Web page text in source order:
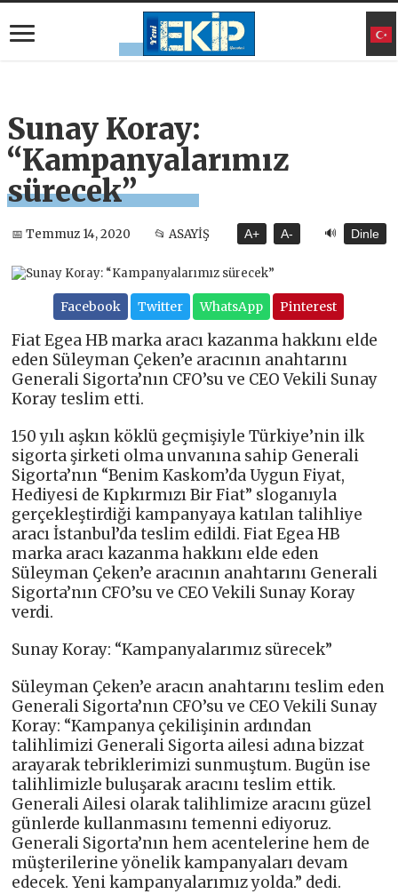
Sunay Koray:
“Kampanyalarımız
sürecek”
📅 Temmuz 14, 2020 📂 ASAYİŞ A+ A- 🔊 Dinle
Facebook Twitter WhatsApp Pinterest
Fiat Egea HB marka aracı kazanma hakkını elde
eden Süleyman Çeken’e aracının anahtarını
Generali Sigorta’nın CFO’su ve CEO Vekili Sunay
Koray teslim etti.
150 yılı aşkın köklü geçmişiyle Türkiye’nin ilk
sigorta şirketi olma unvanına sahip Generali
Sigorta’nın “Benim Kaskom’da Uygun Fiyat,
Hediyesi de Kıpkırmızı Bir Fiat” sloganıyla
gerçekleştirdiği kampanyaya katılan talihliye
aracı İstanbul’da teslim edildi. Fiat Egea HB
marka aracı kazanma hakkını elde eden
Süleyman Çeken’e aracının anahtarını Generali
Sigorta’nın CFO’su ve CEO Vekili Sunay Koray
verdi.
Sunay Koray: “Kampanyalarımız sürecek”
Süleyman Çeken’e aracın anahtarını teslim eden
Generali Sigorta’nın CFO’su ve CEO Vekili Sunay
Koray: “Kampanya çekilişinin ardından
talihlimizi Generali Sigorta ailesi adına bizzat
arayarak tebriklerimizi sunmuştum. Bugün ise
talihlimizle buluşarak aracını teslim ettik.
Generali Ailesi olarak talihlimize aracını güzel
günlerde kullanmasını temenni ediyoruz.
Generali Sigorta’nın hem acentelerine hem de
müşterilerine yönelik kampanyaları devam
edecek. Yeni kampanyalarımız yolda.” dedi.